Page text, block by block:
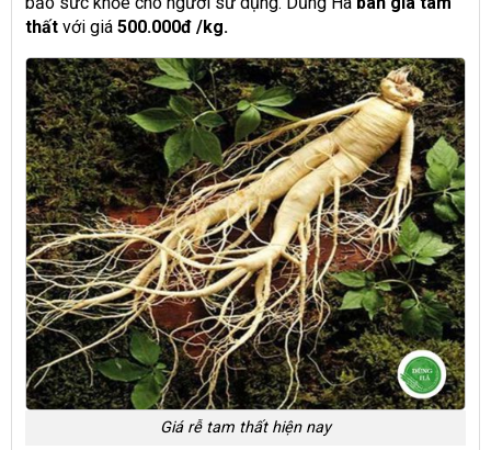
thất với giá 500.000đ /kg.
Giá rễ tam thất hiện nay